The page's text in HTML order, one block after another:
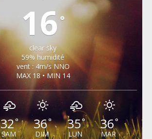
16 °
clear sky
59% humidité
vent : 4m/s NNO
MAX 18 • MIN 14
32°
SAM
36°
DIM
35°
LUN
36°
MAR